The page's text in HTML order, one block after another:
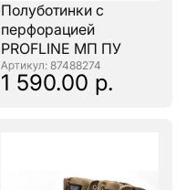
Полуботинки с
перфорацией
PROFLINE МП ПУ
: 87488274
1 590.00 р.